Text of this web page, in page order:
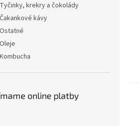
Tyčinky, krekry a čokolády
Čakankové kávy
Ostatné
Oleje
Kombucha
online platby